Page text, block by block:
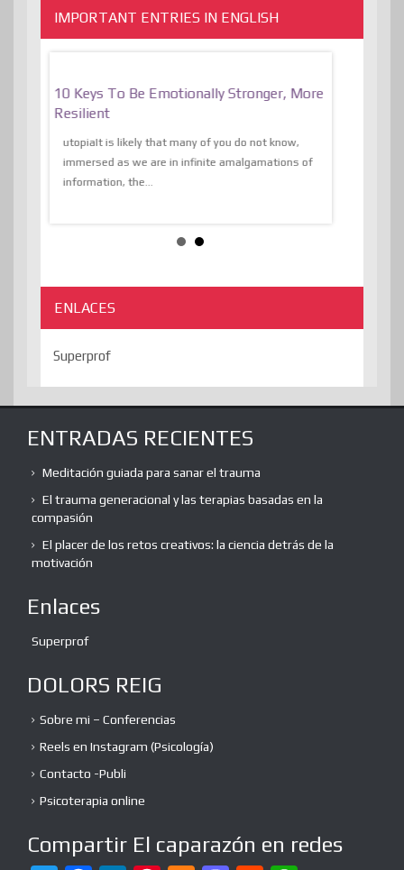
IMPORTANT ENTRIES IN ENGLISH
10 Keys To Be Emotionally Stronger, More
Resilient
utopiaIt is likely that many of you do not know,
immersed as we are in infinite amalgamations of
information, the...
ENLACES
Superprof
ENTRADAS RECIENTES
Meditación guiada para sanar el trauma
El trauma generacional y las terapias basadas en la
compasión
El placer de los retos creativos: la ciencia detrás de la
motivación
Enlaces
Superprof
DOLORS REIG
Sobre mi – Conferencias
Reels en Instagram (Psicología)
Contacto -Publi
Psicoterapia online
Compartir El caparazón en redes